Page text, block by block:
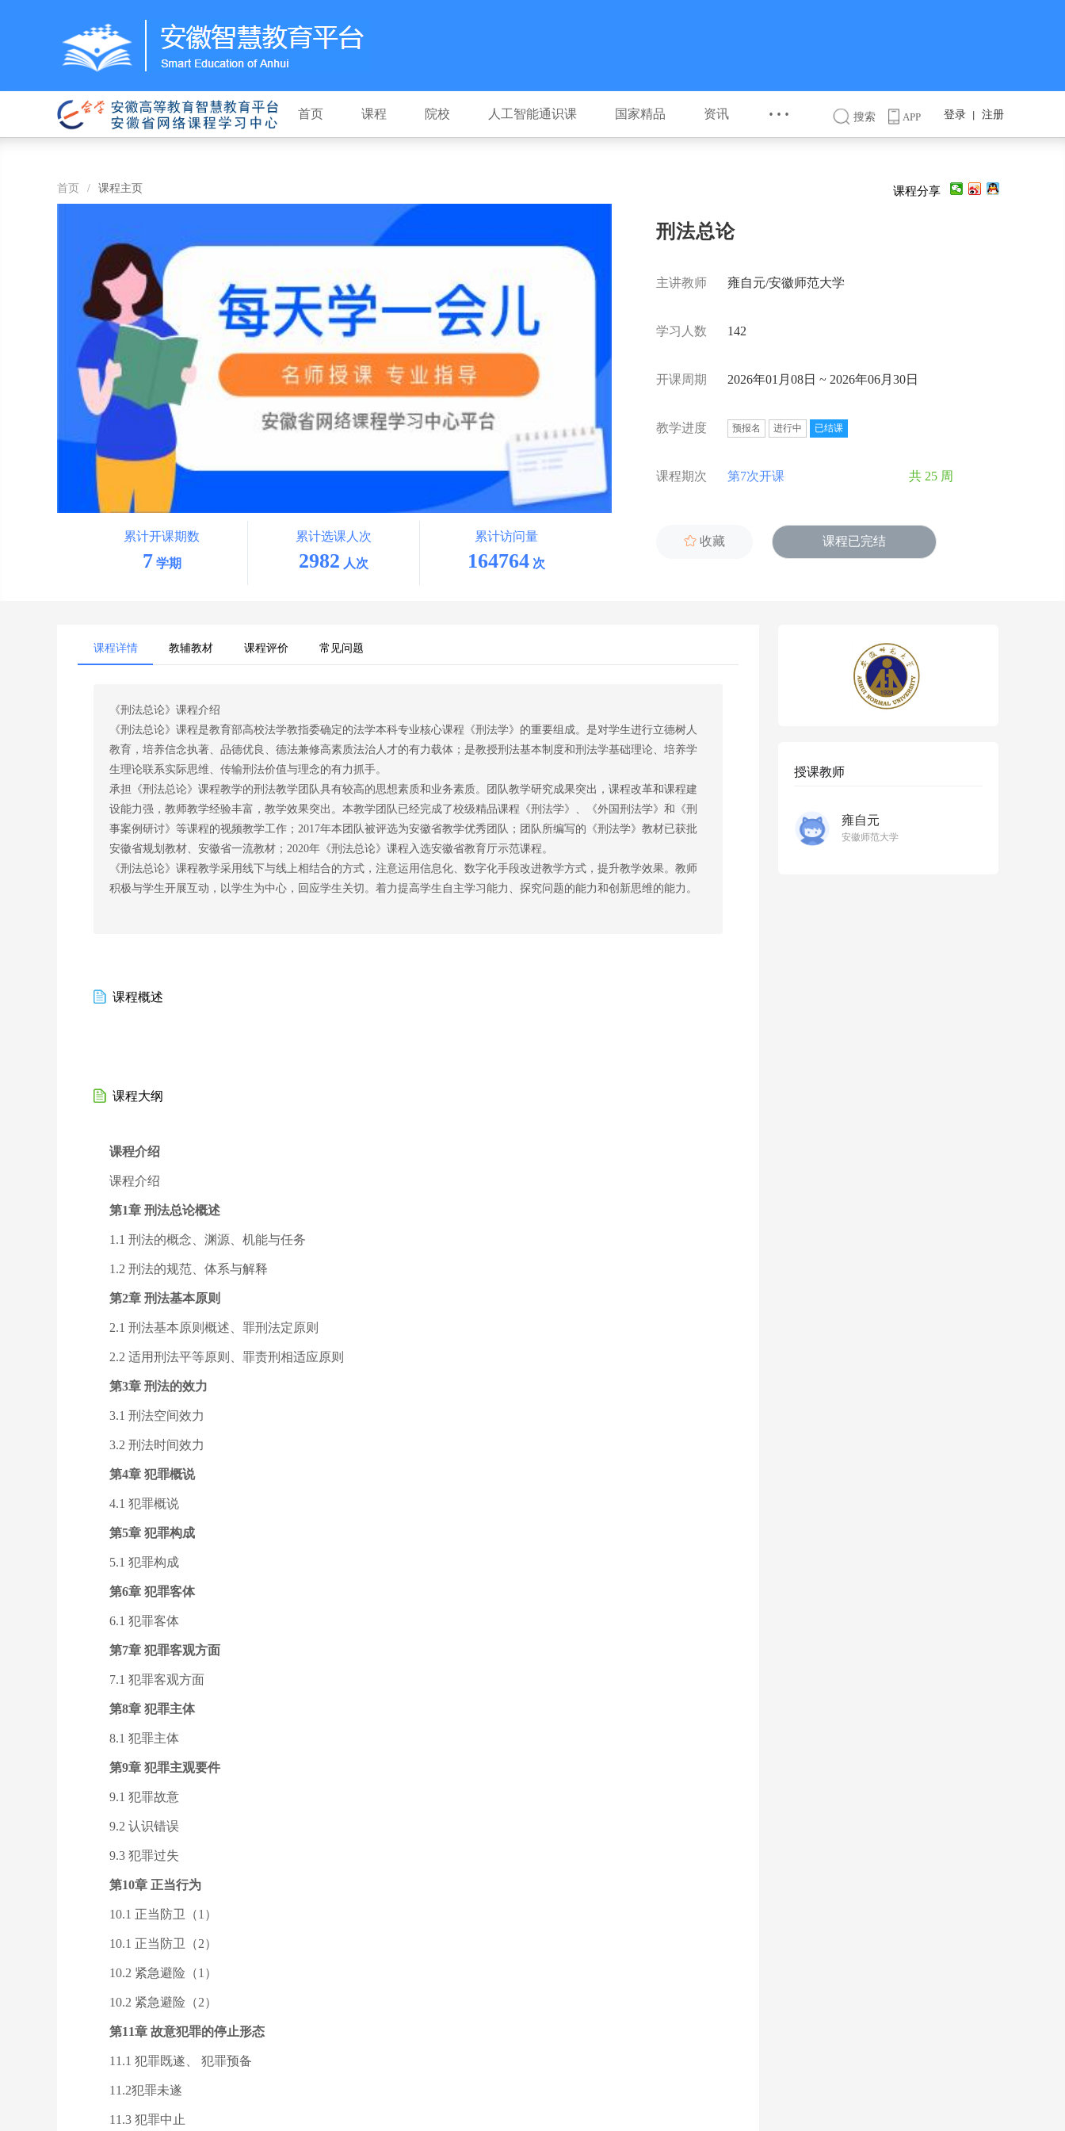
首页 课程 院校 人工智能通识课 国家精品 资讯 ··· 搜索 APP 登录 注册
首页 / 课程主页
累计开课期数
7 学期
累计选课人次
2982 人次
累计访问量
164764 次
课程分享
刑法总论
主讲教师 雍自元/安徽师范大学
学习人数 142
开课周期 2026年01月08日 ~ 2026年06月30日
教学进度 预报名 进行中 已结课
课程期次 第7次开课 共 25 周
 收藏 课程已完结
课程详情 教辅教材 课程评价 常见问题
《刑法总论》课程介绍
《刑法总论》课程是教育部高校法学教指委确定的法学本科专业核心课程《刑法学》的重要组成。是对学生进行立德树人
教育，培养信念执著、品德优良、德法兼修高素质法治人才的有力载体；是教授刑法基本制度和刑法学基础理论、培养学
生理论联系实际思维、传输刑法价值与理念的有力抓手。
承担《刑法总论》课程教学的刑法教学团队具有较高的思想素质和业务素质。团队教学研究成果突出，课程改革和课程建
设能力强，教师教学经验丰富，教学效果突出。本教学团队已经完成了校级精品课程《刑法学》、《外国刑法学》和《刑
事案例研讨》等课程的视频教学工作；2017年本团队被评选为安徽省教学优秀团队；团队所编写的《刑法学》教材已获批
安徽省规划教材、安徽省一流教材；2020年《刑法总论》课程入选安徽省教育厅示范课程。
《刑法总论》课程教学采用线下与线上相结合的方式，注意运用信息化、数字化手段改进教学方式，提升教学效果。教师
积极与学生开展互动，以学生为中心，回应学生关切。着力提高学生自主学习能力、探究问题的能力和创新思维的能力。
课程概述
课程大纲
课程介绍
课程介绍
第1章 刑法总论概述
1.1 刑法的概念、渊源、机能与任务
1.2 刑法的规范、体系与解释
第2章 刑法基本原则
2.1 刑法基本原则概述、罪刑法定原则
2.2 适用刑法平等原则、罪责刑相适应原则
第3章 刑法的效力
3.1 刑法空间效力
3.2 刑法时间效力
第4章 犯罪概说
4.1 犯罪概说
第5章 犯罪构成
5.1 犯罪构成
第6章 犯罪客体
6.1 犯罪客体
第7章 犯罪客观方面
7.1 犯罪客观方面
第8章 犯罪主体
8.1 犯罪主体
第9章 犯罪主观要件
9.1 犯罪故意
9.2 认识错误
9.3 犯罪过失
第10章 正当行为
10.1 正当防卫（1）
10.1 正当防卫（2）
10.2 紧急避险（1）
10.2 紧急避险（2）
第11章 故意犯罪的停止形态
11.1 犯罪既遂、 犯罪预备
11.2犯罪未遂
11.3 犯罪中止
授课教师
雍自元
安徽师范大学